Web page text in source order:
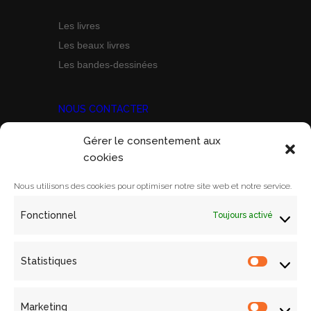
Gérer le consentement aux
cookies
Nous utilisons des cookies pour optimiser notre site web et notre service.
Fonctionnel Toujours activé
Statistiques
Marketing
Les livres
Les beaux livres
Les bandes-dessinées
NOUS CONTACTER
ACORAM
Ecole Militaire, Case D
75700 PARIS SP 07